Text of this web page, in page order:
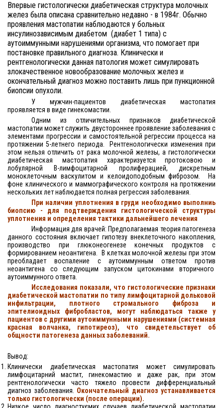
Впервые гистологически диабетическая структура молочных
желез была описана сравнительно недавно - в 1984г. Обычно
проявления мастопатии наблюдаются у больных
инсулинозависимым диабетом (диабет 1 типа) с
аутоиммунными нарушениями организма, что помогает при
постановке правильного диагноза. Клинически и
рентгенологически данная патология может симулировать
злокачественное новообразование молочных желез и
окончательный диагноз можно поставить лишь при пункционной
биопсии опухоли.
У мужчин-пациентов диабетическая мастопатия
проявляется в виде гинекомастии.
Одним из отличительных признаков диабетической
мастопатии может служить двустороннее проявление заболевания с
элементами прогрессии и самостоятельной регрессии процесса на
протяжении 5-летнего периода.
Рентгенологически изменения при
этом нельзя отличить от рака молочной железы, а гистологически
диабетическая мастопатия характеризуется протоковою и
лобулярной В-лимфоцитарной пролиферацией, дискретным
моноклеточным васкулитом и келоидоподобным фиброзом.
На
фоне клинического и маммографического контроля на протяжении
нескольких лет наблюдается полная регрессия заболевания.
При наличии уплотнения в груди необходимо выполниь
биопсию - для подтверждения гистологической структуры
уплотнения и определения тактики дальнейшего лечения
Информация для врачей: Предполагаемая теория патогенеза
данного состояния включает гипотезу внеклеточного накопления,
производство при глюконеогенезе конечных продуктов с
формированием неоантигена.
B клетках молочной железы при этом
преобладает воспаление с аутоиммунным ответом против
неоантигена со следующим запуском цитокинами вторичного
аутоиммунного ответа.
Исследования показали, что гистологические признаки
диабетической мастопатии по типу лимфоцитарной дольковой
инфильтрации, плотного стромального фиброза и
эпителиоидных фибробластов, могут наблюдаться также у
пациентов с другими аутоиммунными нарушениями (системная
красная волчанка, гипотиреоз), что свидетельствует об
общности патогенеза данных заболеваний.
Вывод:
Клинически диабетическая мастопатия может симулировать
лимфоцитарний мастит, гинекомастию и даже рак, при этом
рентгенологически часто тяжело провести дифференциальный
диагноз заболевания. Окончательный диагноз устанавливается
только гистологически (после операции).